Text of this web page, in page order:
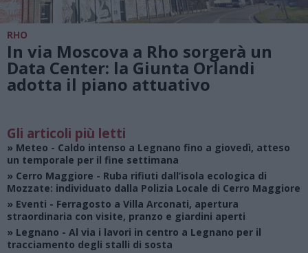
RHO
In via Moscova a Rho sorgerà un
Data Center: la Giunta Orlandi
adotta il piano attuativo
Gli articoli più letti
» Meteo - Caldo intenso a Legnano fino a giovedì, atteso
un temporale per il fine settimana
» Cerro Maggiore - Ruba rifiuti dall’isola ecologica di
Mozzate: individuato dalla Polizia Locale di Cerro Maggiore
» Eventi - Ferragosto a Villa Arconati, apertura
straordinaria con visite, pranzo e giardini aperti
» Legnano - Al via i lavori in centro a Legnano per il
tracciamento degli stalli di sosta